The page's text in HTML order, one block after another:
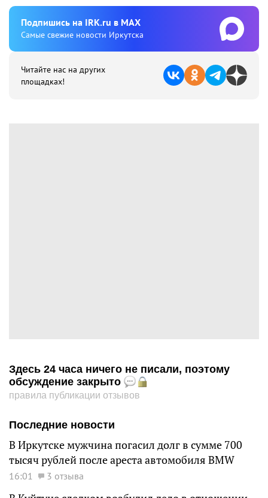
Подпишиcь на IRK.ru в MAX
Cамые свежие новости Иркутска
Читайте нас на других
площадках!
Здесь 24 часа ничего не писали, поэтому
обсуждение закрыто
правила публикации отзывов
Последние новости
В Иркутске мужчина погасил долг в сумме 700
тысяч рублей после ареста автомобиля BMW
16:01 3 отзыва